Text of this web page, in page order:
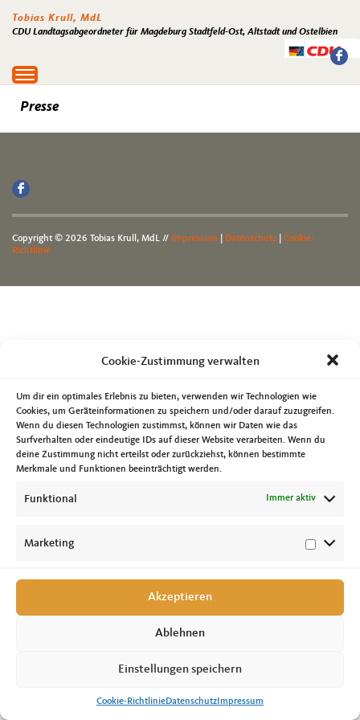
Cookie-Zustimmung verwalten
Um dir ein optimales Erlebnis zu bieten, verwenden wir Technologien wie
Cookies, um Geräteinformationen zu speichern und/oder darauf zuzugreifen.
Wenn du diesen Technologien zustimmst, können wir Daten wie das
Surfverhalten oder eindeutige IDs auf dieser Website verarbeiten. Wenn du
deine Zustimmung nicht erteilst oder zurückziehst, können bestimmte
Merkmale und Funktionen beeinträchtigt werden.
Funktional Immer aktiv
Marketing
Akzeptieren
Ablehnen
Einstellungen speichern
Cookie-RichtlinieDatenschutz Impressum
Tobias Krull, MdL
CDU Landtagsabgeordneter für Magdeburg Stadtfeld-Ost, Altstadt und Ostelbien
Toggle
navigation
Presse
Copyright © 2026 Tobias Krull, MdL // Impressum Datenschutz
Cookie-
Richtlinie